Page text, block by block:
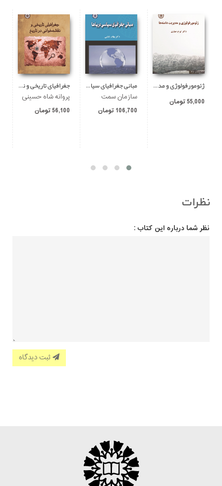
ژئومورفولوژی و مدیریت دامنه ها
55,000 تومان
مبانی جغرافیای سیاسی دریاها
سازمان سمت
106,700 تومان
جغرافیای تاریخی و نقشه‌خوانی در تاریخ
پروانه شاه حسینی
56,100 تومان
نظرات
نظر شما درباره این کتاب :